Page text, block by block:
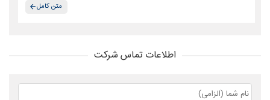
متن کامل
اطلاعات تماس شرکت